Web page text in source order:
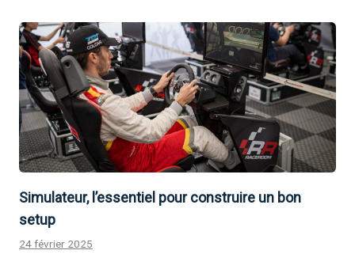
Simulateur, l’essentiel pour construire un bon
setup
24 février 2025